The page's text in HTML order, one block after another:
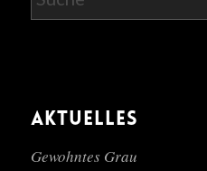
AKTUELLES
Gewohntes Grau